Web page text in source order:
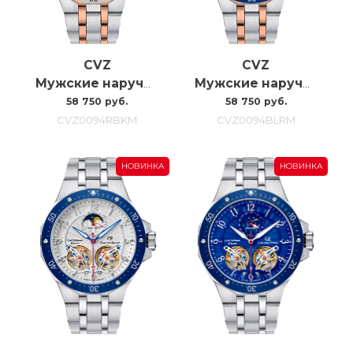
CVZ
58 750 руб.
CVZ0094RBKM
CVZ
58 750 руб.
CVZ0094BLRM
НОВИНКА НОВИНКА